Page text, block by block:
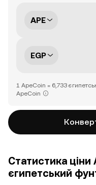
APE
EGP
1 ApeCoin = 6,733
ApeCoin
Статистика ціни
єгипетський